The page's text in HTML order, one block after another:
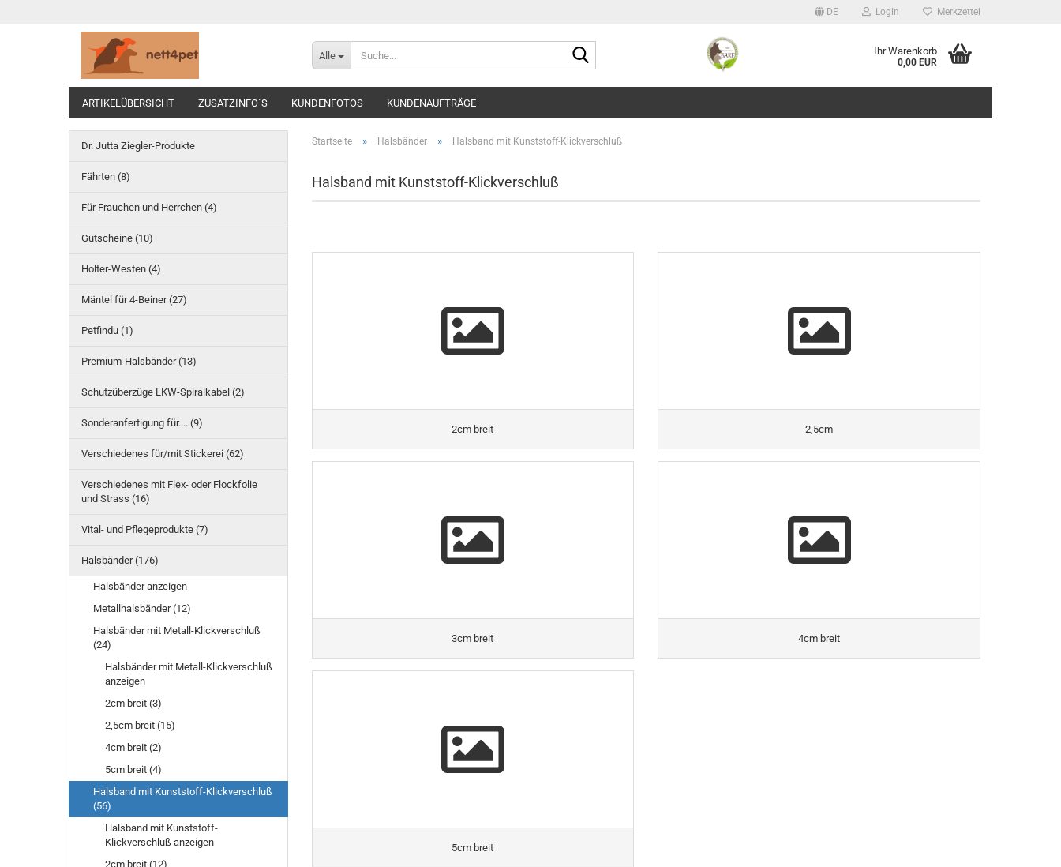
DE Login Merkzettel
Alle Ihr Warenkorb
0,00 EUR
ARTIKELÜBERSICHT ZUSATZINFO´S KUNDENFOTOS KUNDENAUFTRÄGE
Startseite » Halsbänder » Halsband mit Kunststoff-Klickverschluß
Halsband mit Kunststoff-Klickverschluß
2cm breit 2,5cm
3cm breit 4cm breit
5cm breit
Dr. Jutta Ziegler-Produkte
Fährten (8)
Für Frauchen und Herrchen (4)
Gutscheine (10)
Holter-Westen (4)
Mäntel für 4-Beiner (27)
Petfindu (1)
Premium-Halsbänder (13)
Schutzüberzüge LKW-Spiralkabel (2)
Sonderanfertigung für.... (9)
Verschiedenes für/mit Stickerei (62)
Verschiedenes mit Flex- oder Flockfolie
und Strass (16)
Vital- und Pflegeprodukte (7)
Halsbänder (176)
Halsbänder anzeigen
Metallhalsbänder (12)
Halsbänder mit Metall-Klickverschluß
(24)
Halsbänder mit Metall-Klickverschluß
anzeigen
2cm breit (3)
2,5cm breit (15)
4cm breit (2)
5cm breit (4)
Halsband mit Kunststoff-Klickverschluß
(56)
Halsband mit Kunststoff-
Klickverschluß anzeigen
2cm breit (12)